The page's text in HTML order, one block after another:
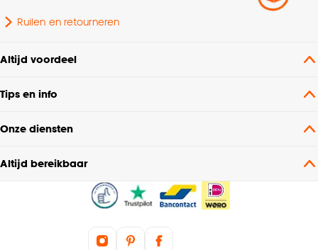
Ruilen en retourneren
Altijd voordeel
Tips en info
Onze diensten
Altijd bereikbaar